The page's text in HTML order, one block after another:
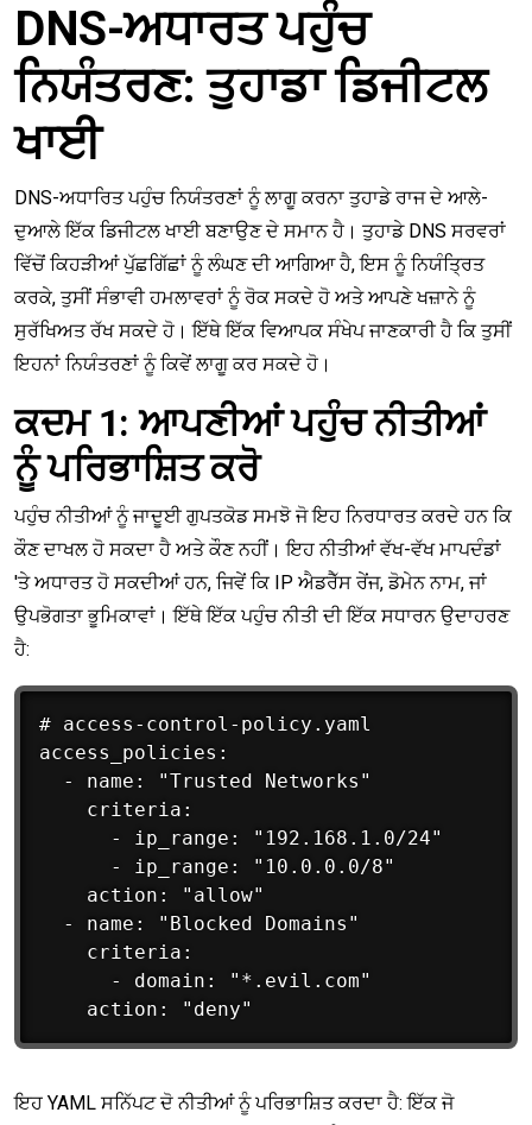
DNS-ਅਧਾਰਤ ਪਹੁੰਚ
ਨਿਯੰਤਰਣ: ਤੁਹਾਡਾ ਡਿਜੀਟਲ
ਖਾਈ
DNS-ਅਧਾਰਿਤ ਪਹੁੰਚ ਨਿਯੰਤਰਣਾਂ ਨੂੰ ਲਾਗੂ ਕਰਨਾ ਤੁਹਾਡੇ ਰਾਜ ਦੇ ਆਲੇ-
ਦੁਆਲੇ ਇੱਕ ਡਿਜੀਟਲ ਖਾਈ ਬਣਾਉਣ ਦੇ ਸਮਾਨ ਹੈ। ਤੁਹਾਡੇ DNS ਸਰਵਰਾਂ
ਵਿੱਚੋਂ ਕਿਹੜੀਆਂ ਪੁੱਛਗਿੱਛਾਂ ਨੂੰ ਲੰਘਣ ਦੀ ਆਗਿਆ ਹੈ, ਇਸ ਨੂੰ ਨਿਯੰਤ੍ਰਿਤ
ਕਰਕੇ, ਤੁਸੀਂ ਸੰਭਾਵੀ ਹਮਲਾਵਰਾਂ ਨੂੰ ਰੋਕ ਸਕਦੇ ਹੋ ਅਤੇ ਆਪਣੇ ਖਜ਼ਾਨੇ ਨੂੰ
ਸੁਰੱਖਿਅਤ ਰੱਖ ਸਕਦੇ ਹੋ। ਇੱਥੇ ਇੱਕ ਵਿਆਪਕ ਸੰਖੇਪ ਜਾਣਕਾਰੀ ਹੈ ਕਿ ਤੁਸੀਂ
ਇਹਨਾਂ ਨਿਯੰਤਰਣਾਂ ਨੂੰ ਕਿਵੇਂ ਲਾਗੂ ਕਰ ਸਕਦੇ ਹੋ।
ਕਦਮ 1: ਆਪਣੀਆਂ ਪਹੁੰਚ ਨੀਤੀਆਂ
ਨੂੰ ਪਰਿਭਾਸ਼ਿਤ ਕਰੋ
ਪਹੁੰਚ ਨੀਤੀਆਂ ਨੂੰ ਜਾਦੂਈ ਗੁਪਤਕੋਡ ਸਮਝੋ ਜੋ ਇਹ ਨਿਰਧਾਰਤ ਕਰਦੇ ਹਨ ਕਿ
ਕੌਣ ਦਾਖਲ ਹੋ ਸਕਦਾ ਹੈ ਅਤੇ ਕੌਣ ਨਹੀਂ। ਇਹ ਨੀਤੀਆਂ ਵੱਖ-ਵੱਖ ਮਾਪਦੰਡਾਂ
'ਤੇ ਅਧਾਰਤ ਹੋ ਸਕਦੀਆਂ ਹਨ, ਜਿਵੇਂ ਕਿ IP ਐਡਰੈੱਸ ਰੇਂਜ, ਡੋਮੇਨ ਨਾਮ, ਜਾਂ
ਉਪਭੋਗਤਾ ਭੂਮਿਕਾਵਾਂ। ਇੱਥੇ ਇੱਕ ਪਹੁੰਚ ਨੀਤੀ ਦੀ ਇੱਕ ਸਧਾਰਨ ਉਦਾਹਰਣ
ਹੈ:
# access-control-policy.yaml
access_policies:
  - name: "Trusted Networks"
    criteria:
      - ip_range: "192.168.1.0/24"
      - ip_range: "10.0.0.0/8"
    action: "allow"
  - name: "Blocked Domains"
    criteria:
      - domain: "*.evil.com"
ਇਹ YAML ਸਨਿੱਪਟ ਦੋ ਨੀਤੀਆਂ ਨੂੰ ਪਰਿਭਾਸ਼ਿਤ ਕਰਦਾ ਹੈ: ਇੱਕ ਜੋ